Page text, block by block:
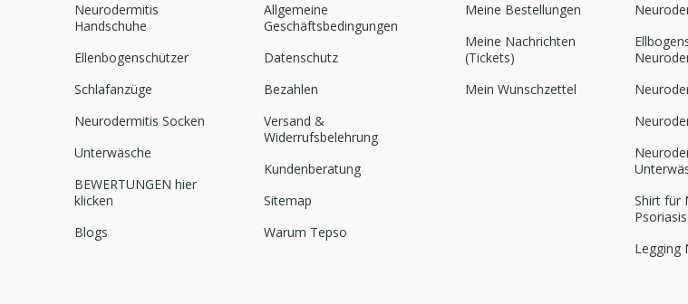
Neurodermitis
Handschuhe
Ellenbogenschützer
Schlafanzüge
Neurodermitis Socken
Unterwäsche
BEWERTUNGEN hier
klicken
Blogs
Allgemeine
Geschäftsbedingungen
Datenschutz
Bezahlen
Versand &
Widerrufsbelehrung
Kundenberatung
Sitemap
Warum Tepso
Meine Bestellungen
Meine Nachrichten
(Tickets)
Mein Wunschzettel
Shirt für
Psoriasis
Legging